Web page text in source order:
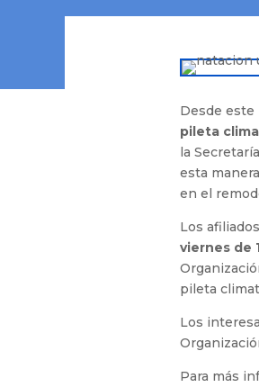
Desde este
pileta
la
esta
en el
Los
viernes de
pileta
Los
Para más